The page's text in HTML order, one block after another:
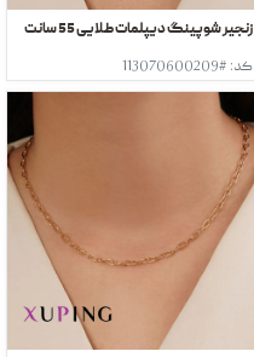
زنجیر شوپینگ دیپلمات طلایی 55 سانت
کد: #113070600209